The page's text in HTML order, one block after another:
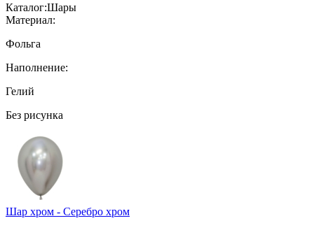
Каталог:Шары
Материал:
Фольга
Наполнение:
Гелий
Без рисунка
Шар хром - Серебро хром